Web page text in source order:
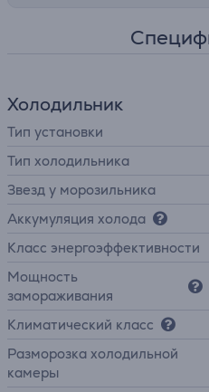
Холодильник
Тип установки
Тип холодильника
Звезд у морозильника
Аккумуляция холода
Класс энергоэффективности
Мощность
замораживания
Климатический класс
Разморозка холодильной
камеры